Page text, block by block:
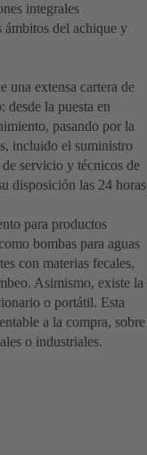
integrales
ámbitos del achique y
una extensa cartera de
la puesta en
pasando por la
incluido el suministro
de servicio y técnicos de
disposición las 24 horas
para productos
bombas para aguas
con materias fecales,
Asimismo, existe la
o portátil. Esta
a la compra, sobre
o industriales.